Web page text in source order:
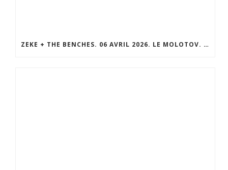
ZEKE + THE BENCHES. 06 AVRIL 2026. LE MOLOTOV. MARSEILLE